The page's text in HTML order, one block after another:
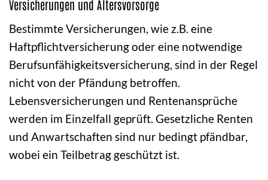
Versicherungen und Altersvorsorge
Bestimmte Versicherungen, wie z.B. eine
Haftpflichtversicherung oder eine notwendige
Berufsunfähigkeitsversicherung, sind in der Regel
nicht von der Pfändung betroffen.
Lebensversicherungen und Rentenansprüche
werden im Einzelfall geprüft. Gesetzliche Renten
und Anwartschaften sind nur bedingt pfändbar,
wobei ein Teilbetrag geschützt ist.